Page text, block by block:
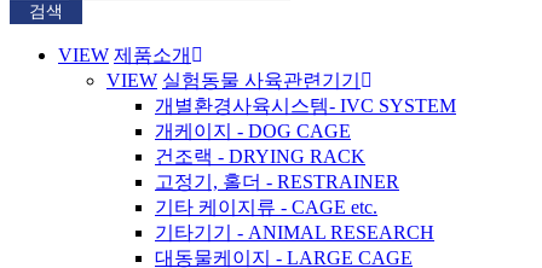
검색
VIEW 제품소개
VIEW 실험동물 사육관련기기
개별환경사육시스템- IVC SYSTEM
개케이지 - DOG CAGE
건조랙 - DRYING RACK
고정기, 홀더 - RESTRAINER
기타 케이지류 - CAGE etc.
기타기기 - ANIMAL RESEARCH
대동물케이지 - LARGE CAGE